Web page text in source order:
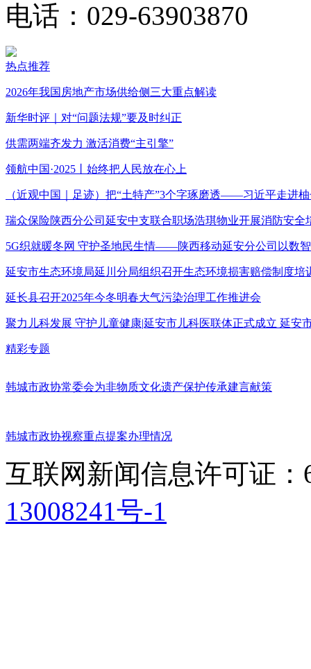
电话：029-63903870
热点推荐
2026年我国房地产市场供给侧三大重点解读
新华时评｜对“问题法规”要及时纠正
供需两端齐发力 激活消费“主引擎”
领航中国·2025丨始终把人民放在心上
（近观中国｜足迹）把“土特产”3个字琢磨透——习近平走进
瑞众保险陕西分公司延安中支联合职场浩琪物业开展消防安全
5G织就暖冬网 守护圣地民生情——陕西移动延安分公司以数
延安市生态环境局延川分局组织召开生态环境损害赔偿制度培
延长县召开2025年今冬明春大气污染治理工作推进会
聚力儿科发展 守护儿童健康|延安市儿科医联体正式成立 延安
精彩专题
韩城市政协常委会为非物质文化遗产保护传承建言献策
韩城市政协视察重点提案办理情况
互联网新闻信息许可证：
13008241号-1